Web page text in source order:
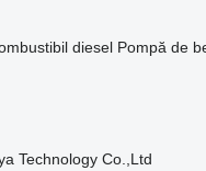
diesel Pompă de
Technology Co.,Ltd